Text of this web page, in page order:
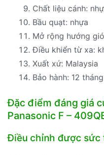
Chất liệu cánh:
Bầu quạt: nhựa
Mở rộng hướng
Điều khiển từ xa:
Xuất xứ: Malaysia
Bảo hành: 12 tháng
Đặc điểm đáng giá
Panasonic F –
Điều chỉnh được sức